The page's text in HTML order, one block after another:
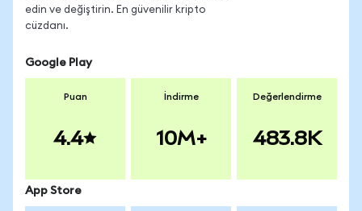
edin ve değiştirin. En güvenilir kripto
cüzdanı.
Google Play
Puan
4.4
İndirme
10M+
Değerlendirme
483.8K
App Store